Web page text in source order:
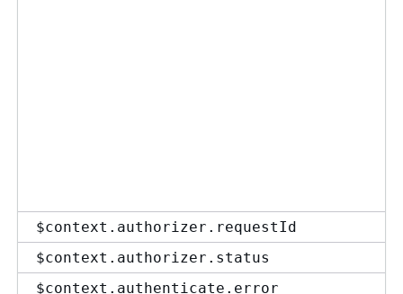
$context.authorizer.requestId
$context.authorizer.status
$context.authenticate.error